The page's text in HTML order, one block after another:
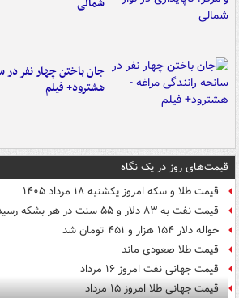
شمالی
جان باختن چهار نفر در
هشترود+ فیلم
قیمت‌های روز در یک نگاه
قیمت طلا و سکه امروز یکشنبه ۱۸ مرداد ۱۴۰۵
قیمت نفت به ۸۳ دلار و ۵۵ سنت در هر بشکه رسید
حواله دلار ۱۵۴ هزار و ۴۵۱ تومان شد
قیمت طلا صعودی ماند
قیمت جهانی نفت امروز ۱۶ مرداد
قیمت جهانی طلا امروز ۱۵ مرداد